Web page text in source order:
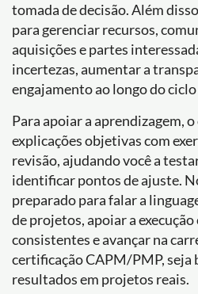
tomada de decisão. Além
para gerenciar recursos,
aquisições e partes
incertezas, aumentar a
engajamento ao longo do
Para apoiar a aprendizagem,
explicações objetivas com
revisão, ajudando você a
identificar pontos de ajuste.
preparado para falar a
de projetos, apoiar a
consistentes e avançar na
certificação CAPM/PMP, seja
resultados em projetos reais.